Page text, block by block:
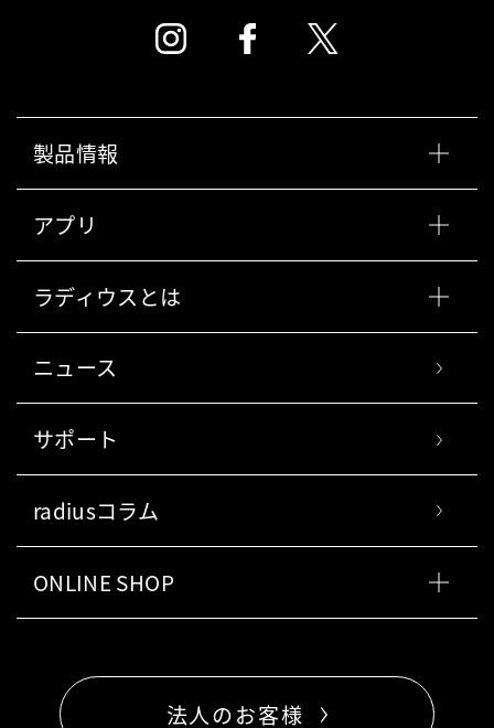
製品情報
アプリ
ラディウスとは
ニュース
サポート
radiusコラム
ONLINE SHOP
法人のお客様